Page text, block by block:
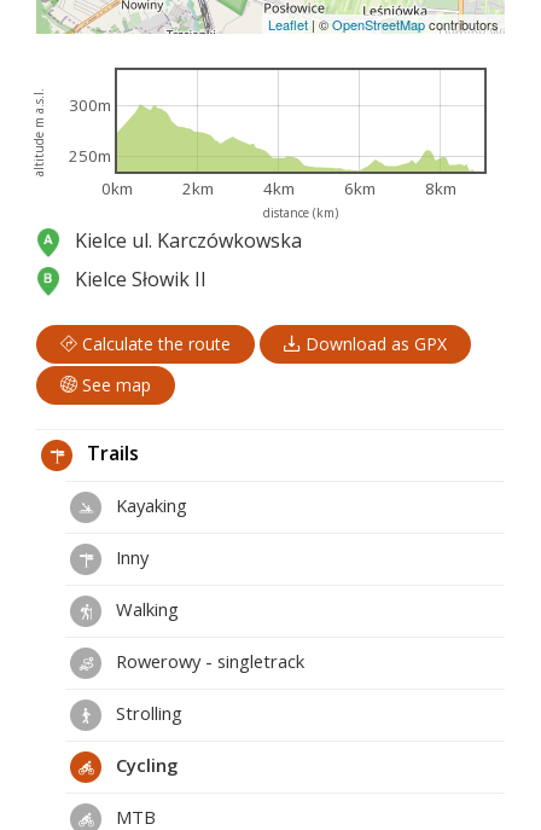
Leaflet|©OpenStreetMapcontributors
distance (km)
altitude m a.s.l.
0km 2km 4km 6km 8km
250m
300m
Kielce ul. Karczówkowska
Kielce Słowik II
Calculate the route
Download as GPX
See map
Trails
Kayaking
Inny
Walking
Rowerowy - singletrack
Strolling
Cycling
MTB